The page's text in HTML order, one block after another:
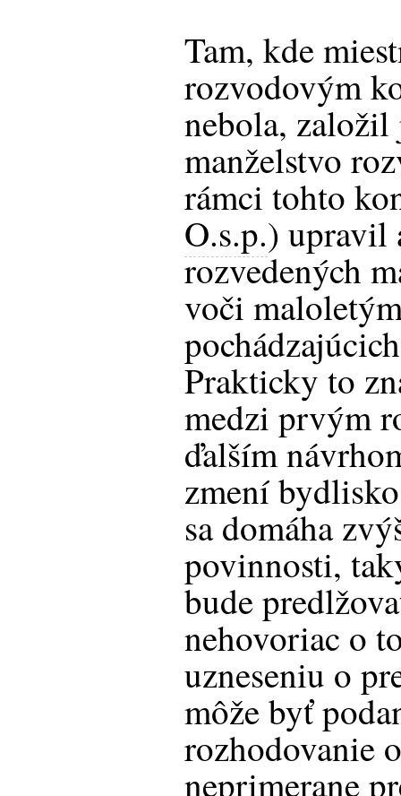
Tam, kde
rozvodovým
nebola,
manželstvo
rámci tohto
O.s.p.) upravil
rozvedených
voči
Prakticky to
medzi prvým
ďalším
zmení
sa domáha
povinnosti,
bude
nehovoriac o
uzneseniu o
môže byť
rozhodovanie
neprimerane